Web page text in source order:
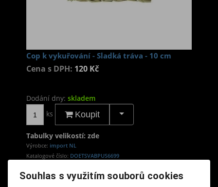
Cop k vykuřování - Sladká tráva - 10 cm
Cena s DPH: 120 Kč
Dodání dny: skladem
ks
Koupit
Tabulky velikostí: zde
Výrobce: import NL
Katalogové číslo: DOETSVABPUS6699
Dotaz na výrobek
Souhlas s využitím souborů cookies